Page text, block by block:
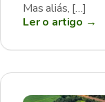
Mas aliás, […]
Ler o artigo →